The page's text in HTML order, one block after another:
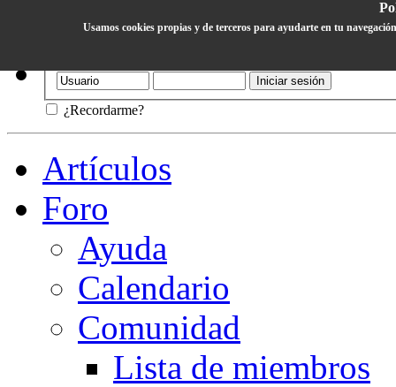
¿Recordarme?
Usamos cookies propias y de terceros para ayudarte en tu
Artículos
Foro
Ayuda
Calendario
Comunidad
Lista de miembros